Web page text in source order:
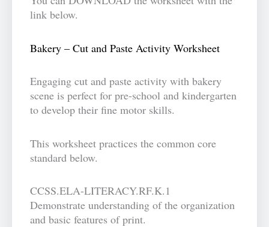
link below.
Bakery – Cut and Paste Activity Worksheet
Engaging cut and paste activity with bakery
scene is perfect for pre-school and kindergarten
to develop their fine motor skills.
This worksheet practices the common core
standard below.
CCSS.ELA-LITERACY.RF.K.1
Demonstrate understanding of the organization
and basic features of print.